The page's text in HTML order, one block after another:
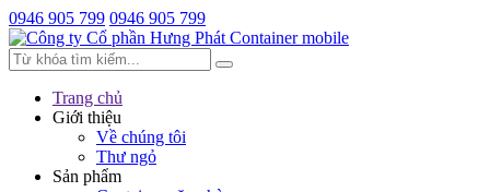
0946 905 799 0946 905 799
Trang chủ
Giới thiệu
Về chúng tôi
Thư ngỏ
Sản phẩm